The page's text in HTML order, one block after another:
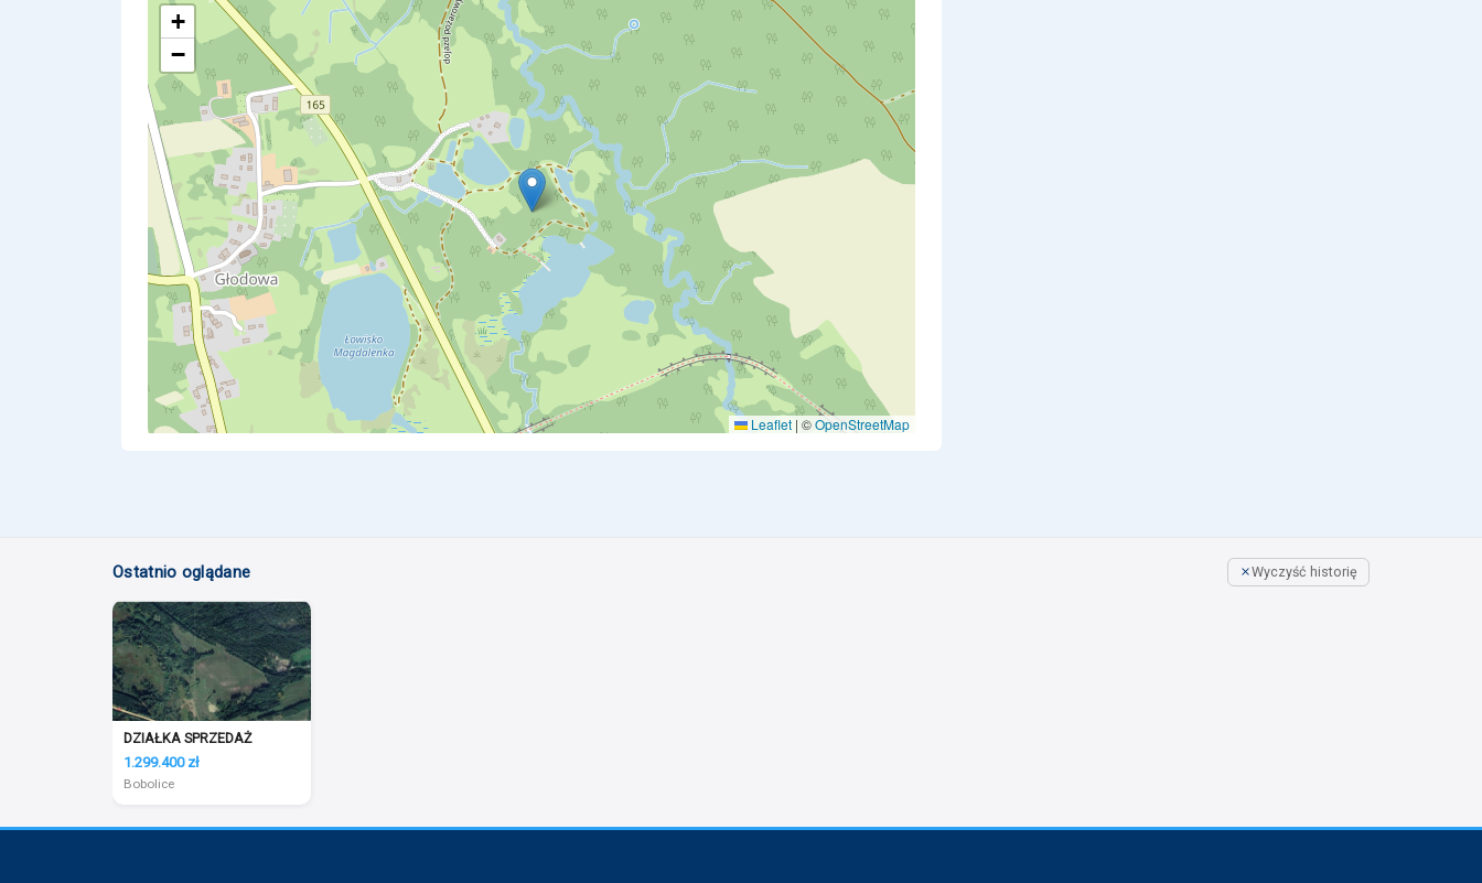
+
−
Leaflet | ©OpenStreetMap
Ostatnio oglądane Wyczyść historię
DZIAŁKA SPRZEDAŻ
1.299.400 zł
Bobolice